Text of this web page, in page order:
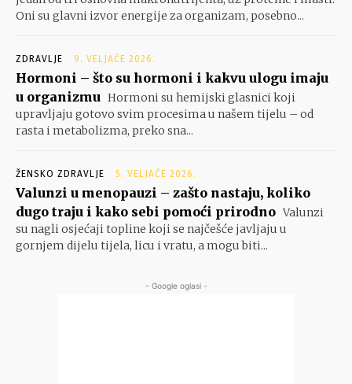
Oni su glavni izvor energije za organizam, posebno...
ZDRAVLJE 9. VELJAČE 2026.
Hormoni – što su hormoni i kakvu ulogu imaju
u organizmu Hormoni su hemijski glasnici koji
upravljaju gotovo svim procesima u našem tijelu – od
rasta i metabolizma, preko sna...
ŽENSKO ZDRAVLJE 5. VELJAČE 2026.
Valunzi u menopauzi – zašto nastaju, koliko
dugo traju i kako sebi pomoći prirodno Valunzi
su nagli osjećaji topline koji se najčešće javljaju u
gornjem dijelu tijela, licu i vratu, a mogu biti...
- Google oglasi -